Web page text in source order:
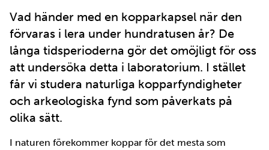
Vad händer med en kopparkapsel när den
förvaras i lera under hundratusen år? De
långa tidsperioderna gör det omöjligt för oss
att undersöka detta i laboratorium. I stället
får vi studera naturliga kopparfyndigheter
och arkeologiska fynd som påverkats på
olika sätt.
I naturen förekommer koppar för det mesta som